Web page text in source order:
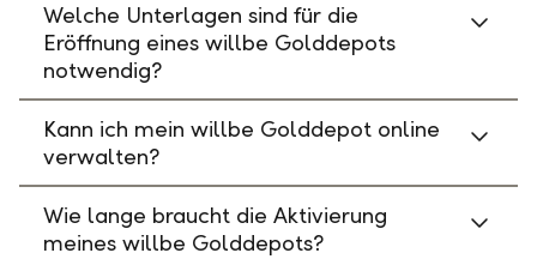
Welche Unterlagen sind für die
Eröffnung eines willbe Golddepots
notwendig?
Kann ich mein willbe Golddepot online
verwalten?
Wie lange braucht die Aktivierung
meines willbe Golddepots?